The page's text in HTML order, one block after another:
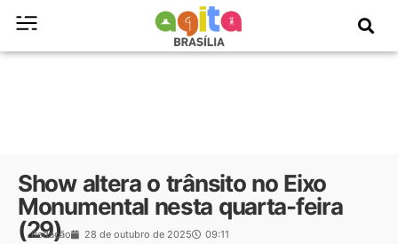
Show altera o trânsito no Eixo
Monumental nesta quarta-feira
(29)
Redação 28 de outubro de 2025 09:11